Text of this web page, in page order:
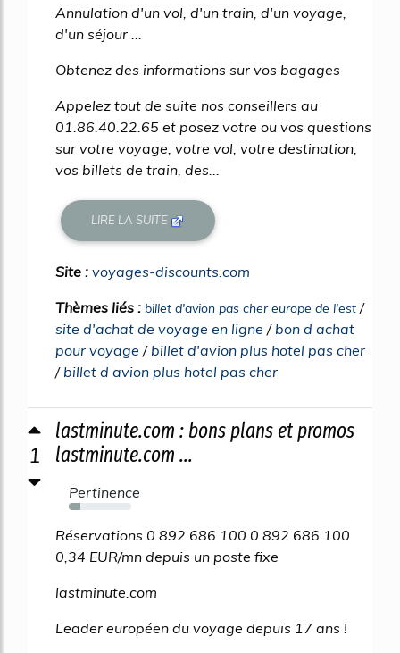
Annulation d'un vol, d'un train, d'un voyage,
d'un séjour ...
Obtenez des informations sur vos bagages
Appelez tout de suite nos conseillers au
01.86.40.22.65 et posez votre ou vos questions
sur votre voyage, votre vol, votre destination,
vos billets de train, des...
LIRE LA SUITE
Site : voyages-discounts.com
Thèmes liés : billet d'avion pas cher europe de l'est /
site d'achat de voyage en ligne / bon d achat
pour voyage / billet d'avion plus hotel pas cher
/ billet d avion plus hotel pas cher
1
lastminute.com : bons plans et promos
lastminute.com ...
Pertinence
18%
Réservations 0 892 686 100 0 892 686 100
0,34 EUR/mn depuis un poste fixe
lastminute.com
Leader européen du voyage depuis 17 ans !